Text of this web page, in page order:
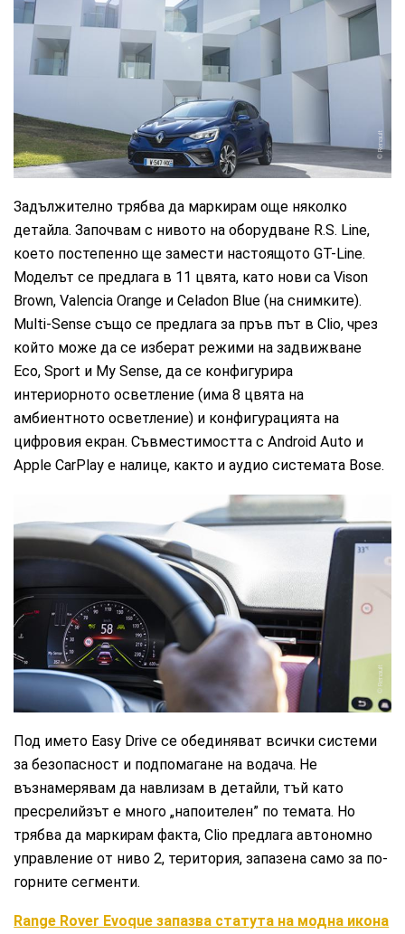
Renault
Задължително трябва да маркирам още няколко
детайла. Започвам с нивото на оборудване R.S. Line,
което постепенно ще замести настоящото GT-Line.
Моделът се предлага в 11 цвята, като нови са Vison
Brown, Valencia Orange и Celadon Blue (на снимките).
Multi-Sense също се предлага за пръв път в Clio, чрез
който може да се изберат режими на задвижване
Eco, Sport и My Sense, да се конфигурира
интериорното осветление (има 8 цвята на
амбиентното осветление) и конфигурацията на
цифровия екран. Съвместимостта с Android Auto и
Apple CarPlay е налице, както и аудио системата Bose.
Renault
Под името Easy Drive се обединяват всички системи
за безопасност и подпомагане на водача. Не
възнамерявам да навлизам в детайли, тъй като
пресрелийзът е много „напоителен” по темата. Но
трябва да маркирам факта, Clio предлага автономно
управление от ниво 2, територия, запазена само за по-
горните сегменти.
Range Rover Evoque запазва статута на модна икона